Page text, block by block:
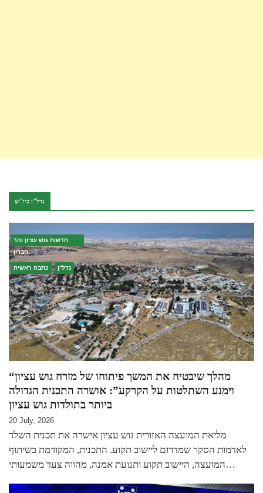
נדל"ן ביו"ש
חדשות גוש עציון והר
חברון
כתבה ראשית נדל''ן
“מהלך שיבטיח את המשך פיתוחו של מזרח גוש עציון
וימנע השתלטות על הקרקע”: אושרה התכנית הגדולה
ביותר בתולדות גוש עציון
20 July, 2026
מליאת המועצה האזורית גוש עציון אישרה את תכנית השלד
לאדמות הסקר שמדרום ליישוב תקוע. התכנית, המקודמת בשיתוף
המועצה, היישוב תקוע ותנועת אמנה, מהווה צעד משמעותי…